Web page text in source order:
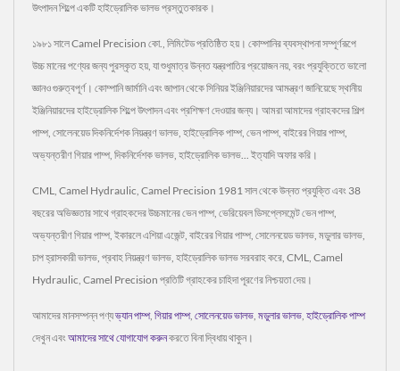
উৎপাদন শিল্পে একটি হাইড্রোলিক ভালভ প্রস্তুতকারক।
১৯৮১ সালে Camel Precision কো., লিমিটেড প্রতিষ্ঠিত হয়। কোম্পানির ব্যবস্থাপনা সম্পূর্ণরূপে
উচ্চ মানের পণ্যের জন্য পুরস্কৃত হয়, যা শুধুমাত্র উন্নত যন্ত্রপাতির প্রয়োজন নয়, বরং প্রযুক্তিতে ভালো
জ্ঞানও গুরুত্বপূর্ণ। কোম্পানি জার্মানি এবং জাপান থেকে সিনিয়র ইঞ্জিনিয়ারদের আমন্ত্রণ জানিয়েছে স্থানীয়
ইঞ্জিনিয়ারদের হাইড্রোলিক শিল্পে উৎপাদন এবং প্রশিক্ষণ দেওয়ার জন্য। আমরা আমাদের গ্রাহকদের শিল্প
পাম্প, সোলেনয়েড দিকনির্দেশক নিয়ন্ত্রণ ভালভ, হাইড্রোলিক পাম্প, ভেন পাম্প, বাইরের গিয়ার পাম্প,
অভ্যন্তরীণ গিয়ার পাম্প, দিকনির্দেশক ভালভ, হাইড্রোলিক ভালভ... ইত্যাদি অফার করি।
CML, Camel Hydraulic, Camel Precision 1981 সাল থেকে উন্নত প্রযুক্তি এবং 38
বছরের অভিজ্ঞতার সাথে গ্রাহকদের উচ্চমানের ভেন পাম্প, ভেরিয়েবল ডিসপ্লেসমেন্ট ভেন পাম্প,
অভ্যন্তরীণ গিয়ার পাম্প, ইকারলে এশিয়া এজেন্ট, বাইরের গিয়ার পাম্প, সোলেনয়েড ভালভ, মডুলার ভালভ,
চাপ হ্রাসকারী ভালভ, প্রবাহ নিয়ন্ত্রণ ভালভ, হাইড্রোলিক ভালভ সরবরাহ করে, CML, Camel
Hydraulic, Camel Precision প্রতিটি গ্রাহকের চাহিদা পূরণের নিশ্চয়তা দেয়।
আমাদের মানসম্পন্ন পণ্যভ্যান পাম্প, গিয়ার পাম্প, সোলেনয়েড ভালভ, মডুলার ভালভ, হাইড্রোলিক পাম্প
দেখুন এবং আমাদের সাথে যোগাযোগ করুনকরতে বিনা দ্বিধায় থাকুন।